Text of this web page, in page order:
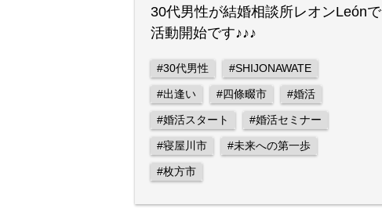
30代男性が結婚相談所レオンLeónで
活動開始です♪♪♪
#30代男性 #SHIJONAWATE
#出逢い #四條畷市 #婚活
#婚活スタート #婚活セミナー
#寝屋川市 #未来への第一歩
#枚方市